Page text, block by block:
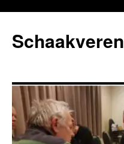
de
inhoud